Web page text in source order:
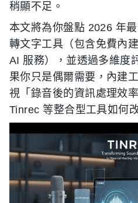
稍顯不足。
本文將為你盤點 2026 年
轉文字工具（包含免費內
AI 服務），並透過多維度
果你只是偶爾需要，內建
視「錄音後的資訊處理效
Tinrec 等整合型工具如何